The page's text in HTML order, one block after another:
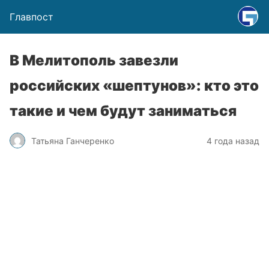
Главпост
В Мелитополь завезли
российских «шептунов»: кто это
такие и чем будут заниматься
Татьяна Ганчеренко 4 года назад